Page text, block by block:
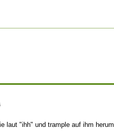
laut "ihh" und trample auf ihm herum